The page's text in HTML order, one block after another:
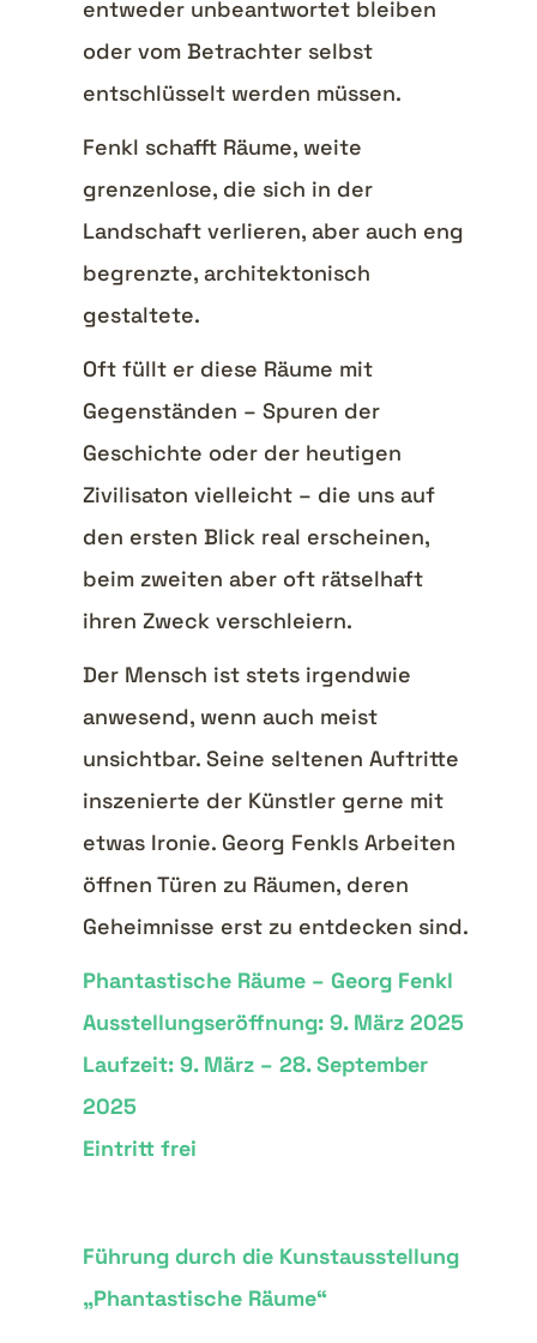
entweder unbeantwortet bleiben
oder vom Betrachter selbst
entschlüsselt werden müssen.
Fenkl schafft Räume, weite
grenzenlose, die sich in der
Landschaft verlieren, aber auch eng
begrenzte, architektonisch
gestaltete.
Oft füllt er diese Räume mit
Gegenständen – Spuren der
Geschichte oder der heutigen
Zivilisaton vielleicht – die uns auf
den ersten Blick real erscheinen,
beim zweiten aber oft rätselhaft
ihren Zweck verschleiern.
Der Mensch ist stets irgendwie
anwesend, wenn auch meist
unsichtbar. Seine seltenen Auftritte
inszenierte der Künstler gerne mit
etwas Ironie. Georg Fenkls Arbeiten
öffnen Türen zu Räumen, deren
Geheimnisse erst zu entdecken sind.
Phantastische Räume – Georg Fenkl
Ausstellungseröffnung: 9. März 2025
Laufzeit: 9. März – 28. September
2025
Eintritt frei
Führung durch die Kunstausstellung
„Phantastische Räume“